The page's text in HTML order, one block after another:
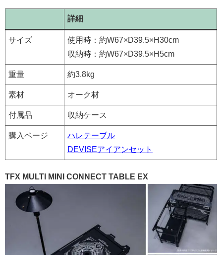
詳細
サイズ
使用時：約W67×D39.5×H30cm
収納時：約W67×D39.5×H5cm
重量 約3.8kg
素材 オーク材
付属品 収納ケース
購入ページ
ハレテーブル
DEVISEアイアンセット
TFX MULTI MINI CONNECT TABLE EX